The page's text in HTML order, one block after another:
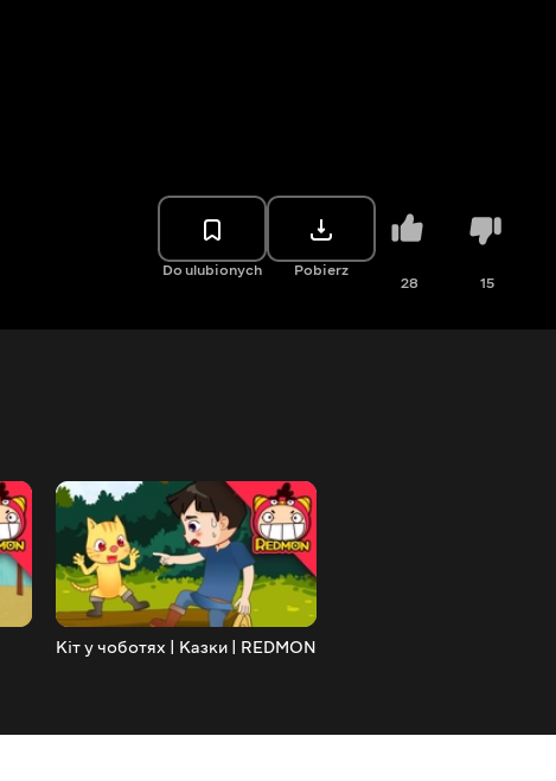
Do ulubionych Pobierz
28 15
Кіт у чоботях | Казки | REDMON